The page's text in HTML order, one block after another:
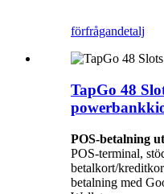
förfrågandetalj
TapGo 48
POS-betalning
POS-terminal,
betalkort/
betalning med